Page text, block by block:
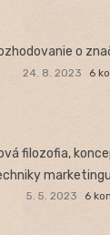
o
24. 8. 2023 6
filozofia,
marketingu
5. 5. 2023 6